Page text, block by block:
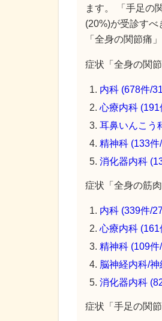
ます。 「手足の
(20%)が受診すべ
「全身の関節痛
症状「全身の関
内科 (678件/
心療内科 (191
耳鼻いんこう
精神科 (133件
消化器内科
症状「全身の筋
内科 (339件/
心療内科 (161
精神科 (109件
脳神経内科/
消化器内科
症状「手足の関